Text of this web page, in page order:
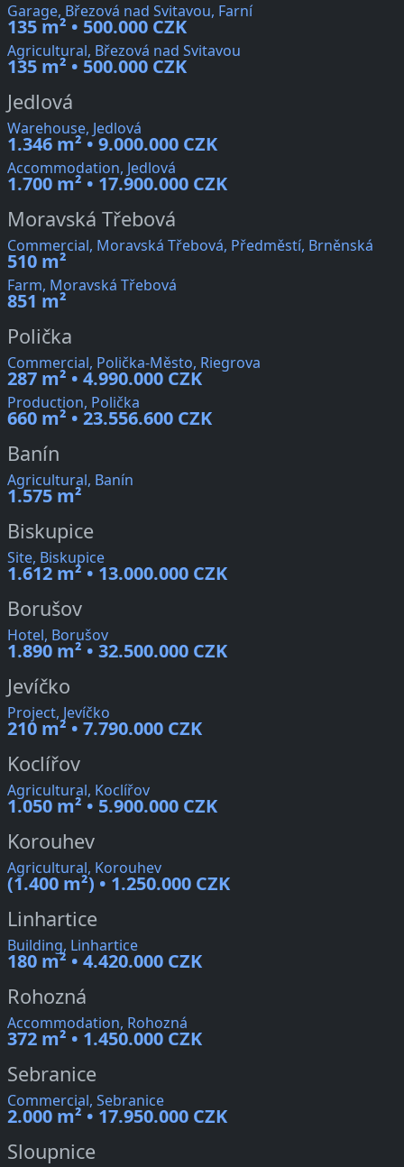
Garage, Březová nad Svitavou, Farní
135 m² • 500.000 CZK
Agricultural, Březová nad Svitavou
135 m² • 500.000 CZK
Jedlová
Warehouse, Jedlová
1.346 m² • 9.000.000 CZK
Accommodation, Jedlová
1.700 m² • 17.900.000 CZK
Moravská Třebová
Commercial, Moravská Třebová, Předměstí, Brněnská
510 m²
Farm, Moravská Třebová
851 m²
Polička
Commercial, Polička-Město, Riegrova
287 m² • 4.990.000 CZK
Production, Polička
660 m² • 23.556.600 CZK
Banín
Agricultural, Banín
1.575 m²
Biskupice
Site, Biskupice
1.612 m² • 13.000.000 CZK
Borušov
Hotel, Borušov
1.890 m² • 32.500.000 CZK
Jevíčko
Project, Jevíčko
210 m² • 7.790.000 CZK
Koclířov
Agricultural, Koclířov
1.050 m² • 5.900.000 CZK
Korouhev
Agricultural, Korouhev
(1.400 m²) • 1.250.000 CZK
Linhartice
Building, Linhartice
180 m² • 4.420.000 CZK
Rohozná
Accommodation, Rohozná
372 m² • 1.450.000 CZK
Sebranice
Commercial, Sebranice
2.000 m² • 17.950.000 CZK
Sloupnice